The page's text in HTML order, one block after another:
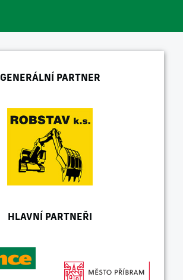
GENERÁLNÍ PARTNER
HLAVNÍ PARTNEŘI